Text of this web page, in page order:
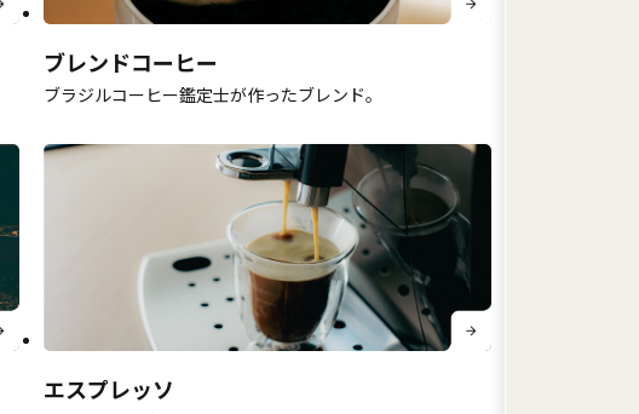
ブレンドコーヒー
ブラジルコーヒー鑑定士が作ったブレンド。
エスプレッソ